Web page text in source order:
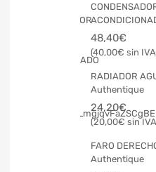
48,40€
40,00€
RADIADOR
Authentique
24,20€
20,00€
FARO
Authentique